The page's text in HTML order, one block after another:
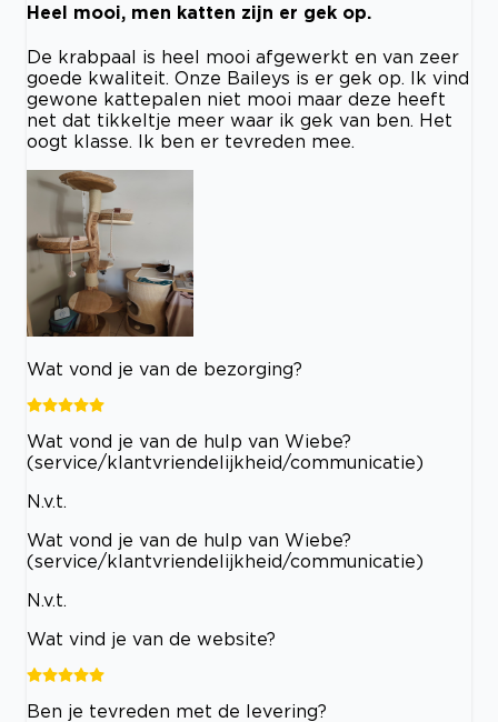
Heel mooi, men katten zijn er gek op.
De krabpaal is heel mooi afgewerkt en van zeer
goede kwaliteit. Onze Baileys is er gek op. Ik vind
gewone kattepalen niet mooi maar deze heeft
net dat tikkeltje meer waar ik gek van ben. Het
oogt klasse. Ik ben er tevreden mee.
Wat vond je van de bezorging?
Wat vond je van de hulp van Wiebe?
(service/klantvriendelijkheid/communicatie)
N.v.t.
Wat vond je van de hulp van Wiebe?
(service/klantvriendelijkheid/communicatie)
N.v.t.
Wat vind je van de website?
Ben je tevreden met de levering?